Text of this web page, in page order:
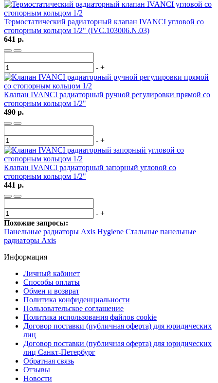
Термостатический радиаторный клапан IVANCI угловой со
стопорным кольцом 1/2" (IVC.103006.N.03)
641 р.
- +
Клапан IVANCI радиаторный ручной регулировки прямой со
стопорным кольцом 1/2"
490 р.
- +
Клапан IVANCI радиаторный запорный угловой со
стопорным кольцом 1/2"
441 р.
- +
Похожие запросы:
Панельные радиаторы Axis Hygiene Стальные панельные
радиаторы Axis
Информация
Личный кабинет
Способы оплаты
Обмен и возврат
Политика конфиденциальности
Пользовательское соглашение
Политика использования файлов cookie
Договор поставки (публичная оферта) для юридических
лиц
Договор поставки (публичная оферта) для юридических
лиц Санкт-Петербург
Обратная связь
Отзывы
Новости